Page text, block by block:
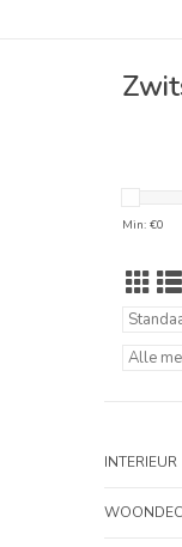
Min: €0
INTERIEUR